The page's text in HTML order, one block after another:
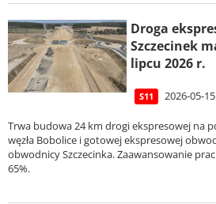
Droga
Szczecinek
lipcu 2026 r.
S11 2026-05-
Trwa budowa 24 km drogi ekspresowej na
węzła Bobolice i gotowej ekspresowej
obwodnicy Szczecinka. Zaawansowanie
65%.